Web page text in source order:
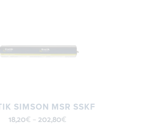
SIMSON MSR SSKF
18,20€ –202,80€